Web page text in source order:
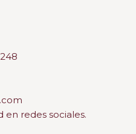
redes sociales.